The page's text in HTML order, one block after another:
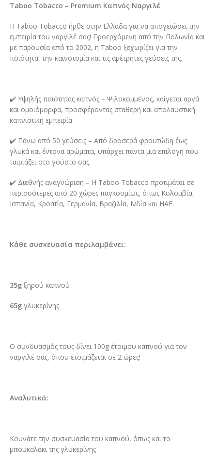
Taboo Tobacco – Premium Καπνός Ναργιλέ
Η Taboo Tobacco ήρθε στην Ελλάδα για να απογειώσει την
εμπειρία του ναργιλέ σας! Προερχόμενη από την Πολωνία και
με παρουσία από το 2002, η Taboo ξεχωρίζει για την
ποιότητα, την καινοτομία και τις αμέτρητες γεύσεις της.
✔️ Υψηλής ποιότητας καπνός – Ψιλοκομμένος, καίγεται αργά
και ομοιόμορφα, προσφέροντας σταθερή και απολαυστική
καπνιστική εμπειρία.
✔️ Πάνω από 50 γεύσεις – Από δροσερά φρουτώδη έως
γλυκά και έντονα αρώματα, υπάρχει πάντα μια επιλογή που
ταιριάζει στο γούστο σας.
✔️ Διεθνής αναγνώριση – Η Taboo Tobacco προτιμάται σε
περισσότερες από 20 χώρες παγκοσμίως, όπως Κολομβία,
Ισπανία, Κροατία, Γερμανία, Βραζιλία, Ινδία και ΗΑΕ.
Κάθε συσκευασία περιλαμβάνει:
35g ξηρού καπνού
65g γλυκερίνης
Ο συνδυασμός τους δίνει 100g έτοιμου καπνού για τον
ναργιλέ σας, όπου ετοιμάζεται σε 2 ώρες!
Αναλυτικά:
Κουνάτε την συσκευασία του καπνού, όπως και το
μπουκαλάκι της γλυκερίνης